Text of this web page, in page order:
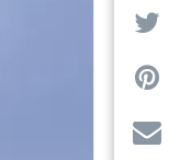
Next